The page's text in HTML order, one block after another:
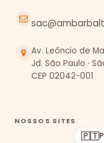
Av. Leôncio de
Jd. São Paulo ·
CEP 02042-001
NOSSOS SITES
🇵🇹